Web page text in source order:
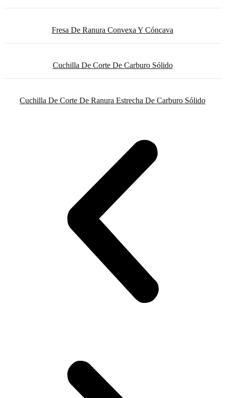
Fresa De Ranura Convexa Y Cóncava
Cuchilla De Corte De Carburo Sólido
Cuchilla De Corte De Ranura Estrecha De Carburo Sólido